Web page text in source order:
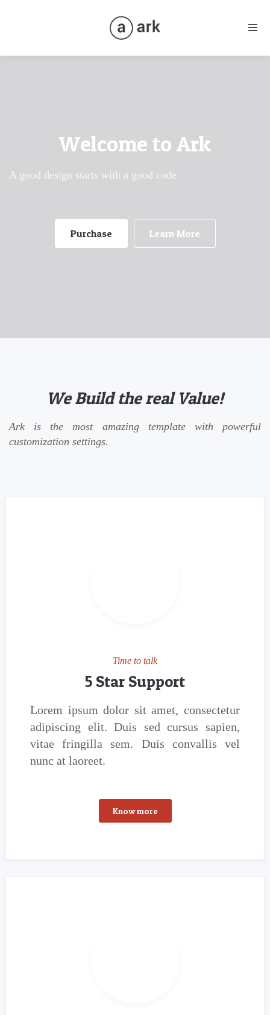
Welcome to Ark
A good design starts with a good code
Purchase Learn More
We Build the real Value!
Ark is the most amazing template with powerful
customization settings.
Time to talk
5 Star Support
Lorem ipsum dolor sit amet, consectetur
adipiscing elit. Duis sed cursus sapien,
vitae fringilla sem. Duis convallis vel
nunc at laoreet.
Know more